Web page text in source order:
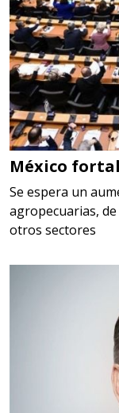
Requiere:
HSS,
BROCAS,
Aplicar
Requiere:
PARA
México
Se espera un
agropecuarias,
otros sectores